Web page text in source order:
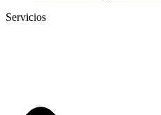
Servicios